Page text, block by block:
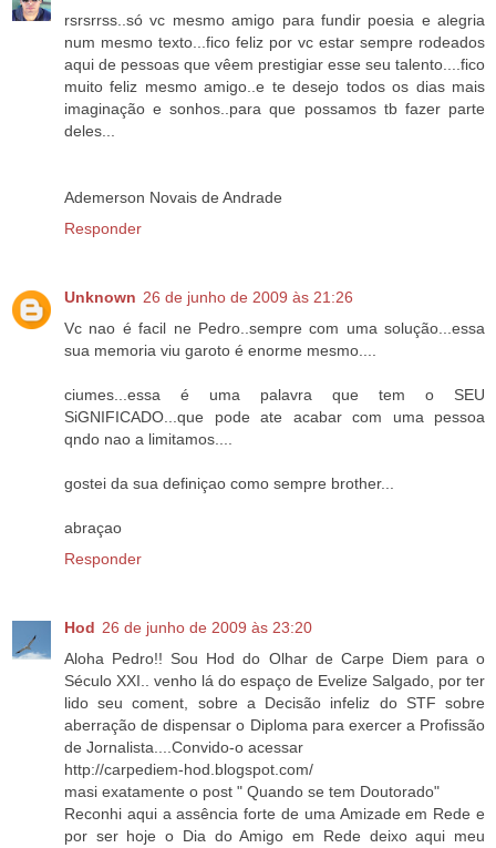
rsrsrrss..só vc mesmo amigo para fundir poesia e alegria
num mesmo texto...fico feliz por vc estar sempre rodeados
aqui de pessoas que vêem prestigiar esse seu talento....fico
muito feliz mesmo amigo..e te desejo todos os dias mais
imaginação e sonhos..para que possamos tb fazer parte
deles...
Ademerson Novais de Andrade
Responder
Unknown 26 de junho de 2009 às 21:26
Vc nao é facil ne Pedro..sempre com uma solução...essa
sua memoria viu garoto é enorme mesmo....
ciumes...essa é uma palavra que tem o SEU
SiGNIFICADO...que pode ate acabar com uma pessoa
qndo nao a limitamos....
gostei da sua definiçao como sempre brother...
abraçao
Responder
Hod 26 de junho de 2009 às 23:20
Aloha Pedro!! Sou Hod do Olhar de Carpe Diem para o
Século XXI.. venho lá do espaço de Evelize Salgado, por ter
lido seu coment, sobre a Decisão infeliz do STF sobre
aberração de dispensar o Diploma para exercer a Profissão
de Jornalista....Convido-o acessar
http://carpediem-hod.blogspot.com/
masi exatamente o post " Quando se tem Doutorado"
Reconhi aqui a assência forte de uma Amizade em Rede e
por ser hoje o Dia do Amigo em Rede deixo aqui meu